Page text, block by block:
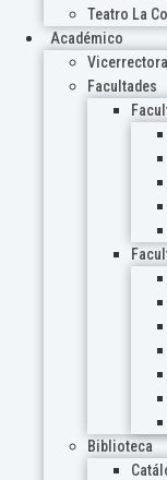
Teatro La
Académico
Facultades
Biblioteca